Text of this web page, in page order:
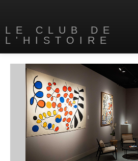
LE CLUB DE
L'HISTOIRE
A propos
Nos livres
Contact